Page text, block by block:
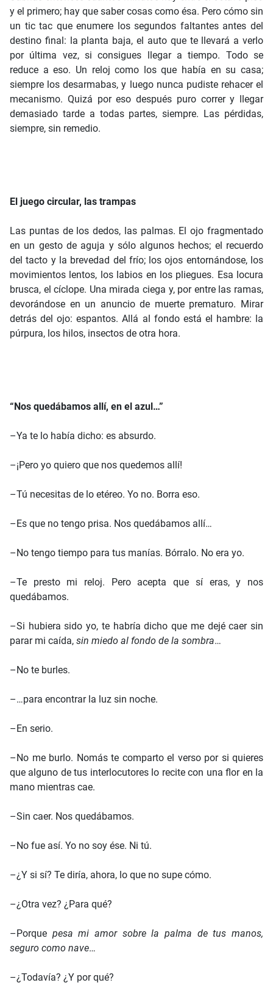
y el primero; hay que saber cosas como ésa. Pero cómo sin
un tic tac que enumere los segundos faltantes antes del
destino final: la planta baja, el auto que te llevará a verlo
por última vez, si consigues llegar a tiempo. Todo se
reduce a eso. Un reloj como los que había en su casa;
siempre los desarmabas, y luego nunca pudiste rehacer el
mecanismo. Quizá por eso después puro correr y llegar
demasiado tarde a todas partes, siempre. Las pérdidas,
siempre, sin remedio.
El juego circular, las trampas
Las puntas de los dedos, las palmas. El ojo fragmentado
en un gesto de aguja y sólo algunos hechos; el recuerdo
del tacto y la brevedad del frío; los ojos entornándose, los
movimientos lentos, los labios en los pliegues. Esa locura
brusca, el cíclope. Una mirada ciega y, por entre las ramas,
devorándose en un anuncio de muerte prematuro. Mirar
detrás del ojo: espantos. Allá al fondo está el hambre: la
púrpura, los hilos, insectos de otra hora.
“Nos quedábamos allí, en el azul…”
–Ya te lo había dicho: es absurdo.
–¡Pero yo quiero que nos quedemos allí!
–Tú necesitas de lo etéreo. Yo no. Borra eso.
–Es que no tengo prisa. Nos quedábamos allí…
–No tengo tiempo para tus manías. Bórralo. No era yo.
–Te presto mi reloj. Pero acepta que sí eras, y nos
quedábamos.
–Si hubiera sido yo, te habría dicho que me dejé caer sin
parar mi caída, sin miedo al fondo de la sombra…
–No te burles.
–…para encontrar la luz sin noche.
–En serio.
–No me burlo. Nomás te comparto el verso por si quieres
que alguno de tus interlocutores lo recite con una flor en la
mano mientras cae.
–Sin caer. Nos quedábamos.
–No fue así. Yo no soy ése. Ni tú.
–¿Y si sí? Te diría, ahora, lo que no supe cómo.
–¿Otra vez? ¿Para qué?
–Porque pesa mi amor sobre la palma de tus manos,
seguro como nave…
–¿Todavía? ¿Y por qué?